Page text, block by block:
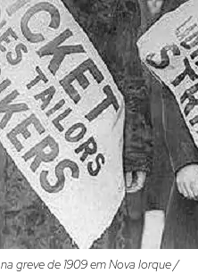
greve de 1909 em Nova Iorque /